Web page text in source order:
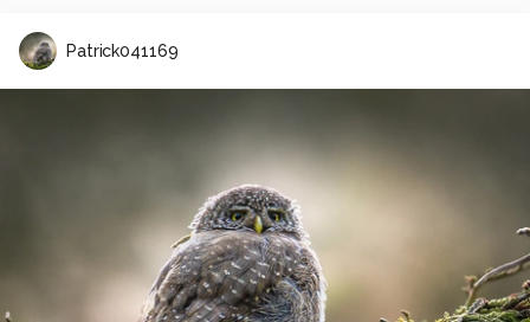
Patrick041169